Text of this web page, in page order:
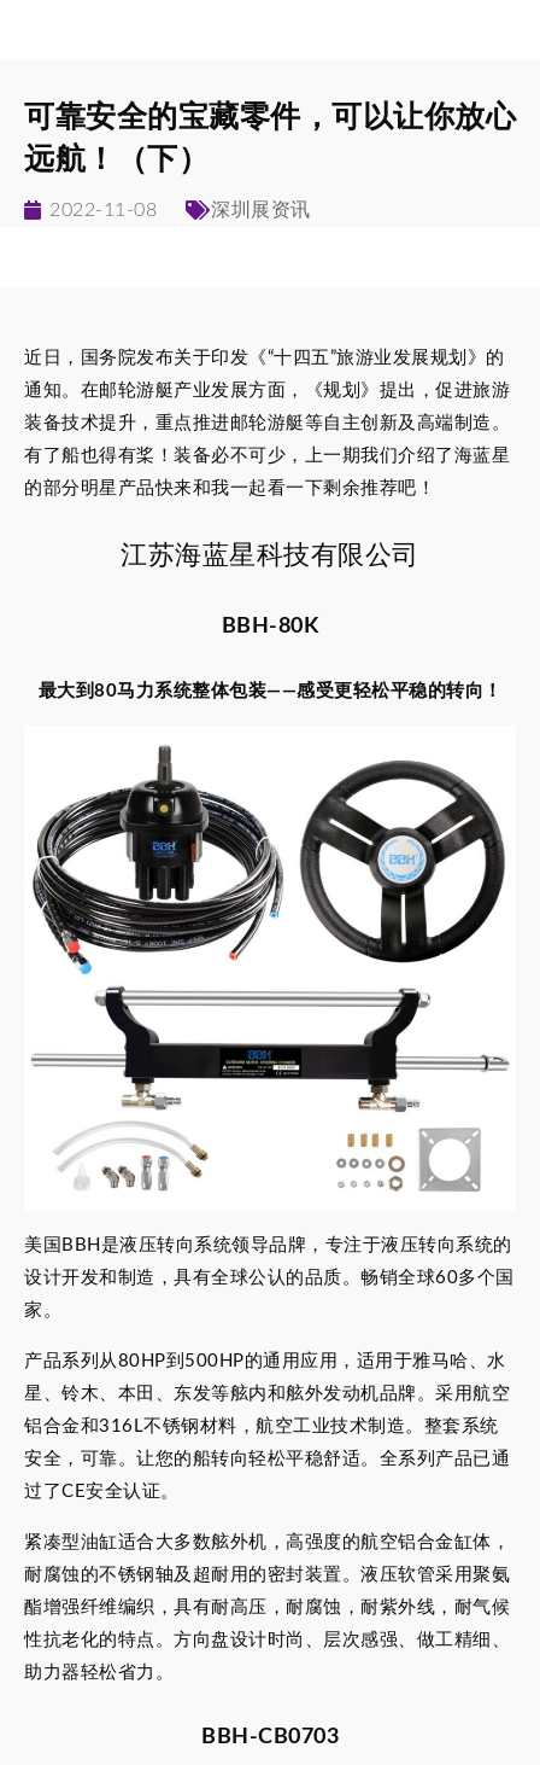
可靠安全的宝藏零件，可以让你放心
远航！（下）
2022-11-08 深圳展资讯
近日，国务院发布关于印发《“十四五”旅游业发展规划》的
通知。在邮轮游艇产业发展方面，《规划》提出，促进旅游
装备技术提升，重点推进邮轮游艇等自主创新及高端制造。
有了船也得有桨！装备必不可少，上一期我们介绍了海蓝星
的部分明星产品快来和我一起看一下剩余推荐吧！
江苏海蓝星科技有限公司
BBH-80K
最大到80马力系统整体包装——感受更轻松平稳的转向！
美国BBH是液压转向系统领导品牌，专注于液压转向系统的
设计开发和制造，具有全球公认的品质。畅销全球60多个国
家。
产品系列从80HP到500HP的通用应用，适用于雅马哈、水
星、铃木、本田、东发等舷内和舷外发动机品牌。采用航空
铝合金和316L不锈钢材料，航空工业技术制造。整套系统
安全，可靠。让您的船转向轻松平稳舒适。全系列产品已通
过了CE安全认证。
紧凑型油缸适合大多数舷外机，高强度的航空铝合金缸体，
耐腐蚀的不锈钢轴及超耐用的密封装置。液压软管采用聚氨
酯增强纤维编织，具有耐高压，耐腐蚀，耐紫外线，耐气候
性抗老化的特点。方向盘设计时尚、层次感强、做工精细、
助力器轻松省力。
BBH-CB0703